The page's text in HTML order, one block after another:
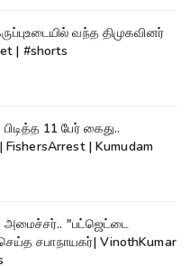
வந்த திமுகவினர்
| #shorts
11 பேர் கைது..
FishersArrest | Kumudam
அமைச்சர்.. "பட்ஜெட்டை
சபாநாயகர்| VinothKumar